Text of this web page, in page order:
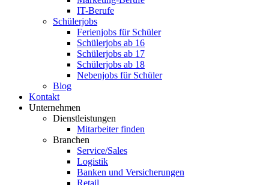
IT-Berufe
Schülerjobs
Ferienjobs für Schüler
Schülerjobs ab 16
Schülerjobs ab 17
Schülerjobs ab 18
Nebenjobs für Schüler
Blog
Kontakt
Unternehmen
Dienstleistungen
Mitarbeiter finden
Branchen
Service/Sales
Logistik
Banken und Versicherungen
Retail